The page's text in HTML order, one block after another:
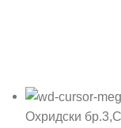
Охридски